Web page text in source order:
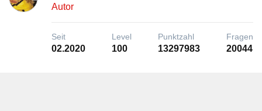
Autor
Seit
02.2020
Level
100
Punktzahl
13297983
Fragen
20044